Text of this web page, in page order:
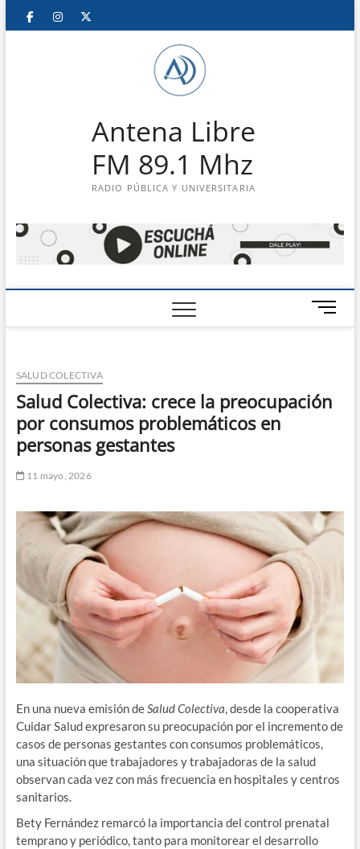
Saltar
FacebookInstagram
Antena Libre
FM 89.1 Mhz
RADIO PÚBLICA Y UNIVERSITARIA
B
o
d
e
SALUD COLECTIVA
Salud Colectiva: crece la preocupación
por consumos problemáticos en
personas gestantes
11 mayo, 2026
En una nueva emisión deSalud Colectiva, desde la cooperativa
Cuidar Salud expresaron su preocupación por el incremento de
casos de personas gestantes con consumos problemáticos,
una situación que trabajadores y trabajadoras de la salud
observan cada vez con más frecuencia en hospitales y centros
sanitarios.
Bety Fernández remarcó la importancia del control prenatal
temprano y periódico, tanto para monitorear el desarrollo